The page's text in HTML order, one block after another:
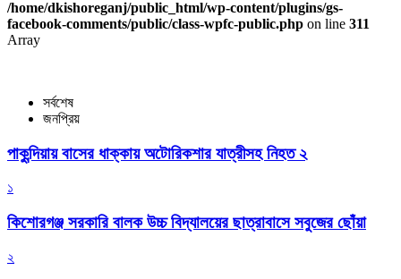
/home/dkishoreganj/public_html/wp-content/plugins/gs-
facebook-comments/public/class-wpfc-public.php on line 311
Array
সর্বশেষ
জনপ্রিয়
পাকুন্দিয়ায় বাসের ধাক্কায় অটোরিকশার যাত্রীসহ নিহত ২
১
কিশোরগঞ্জ সরকারি বালক উচ্চ বিদ্যালয়ের ছাত্রাবাসে সবুজের ছোঁয়া
২